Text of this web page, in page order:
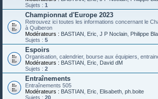
Sujets : 1
Championnat d'Europe 2023
Retrouvez ici toutes les informations concernant le
à Quiberon
Modérateurs : BASTIAN Eric J P Noclain Philippe
Sujets : 5
Espoirs
Organisation, calendrier, bourse aux équipiers,
Modérateurs : BASTIAN Eric
David dM
Sujets : 2
Entraînements
Entraînements 505
Modérateurs : BASTIAN Eric Elisabeth ph.boite
Sujets : 20